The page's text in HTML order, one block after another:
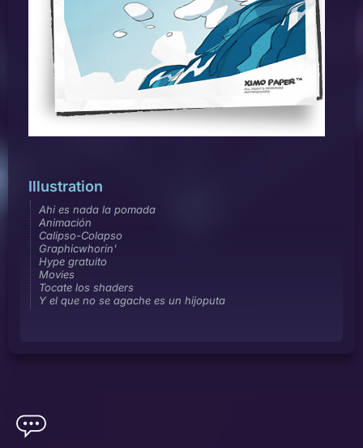
Illustration
Ahi es nada la pomada
Animación
Calipso-Colapso
Graphicwhorin'
Hype gratuito
Movies
Tocate los shaders
Y el que no se agache es un hijoputa